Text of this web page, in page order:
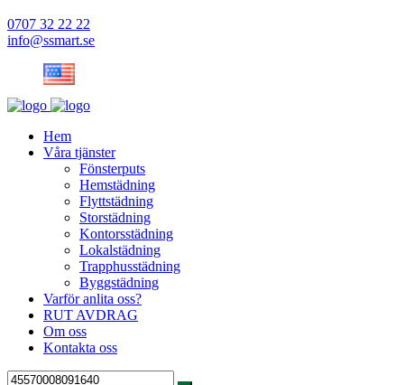
0707 32 22 22
info@ssmart.se
Hem
Våra tjänster
Fönsterputs
Hemstädning
Flyttstädning
Storstädning
Kontorsstädning
Lokalstädning
Trapphusstädning
Byggstädning
Varför anlita oss?
RUT AVDRAG
Om oss
Kontakta oss